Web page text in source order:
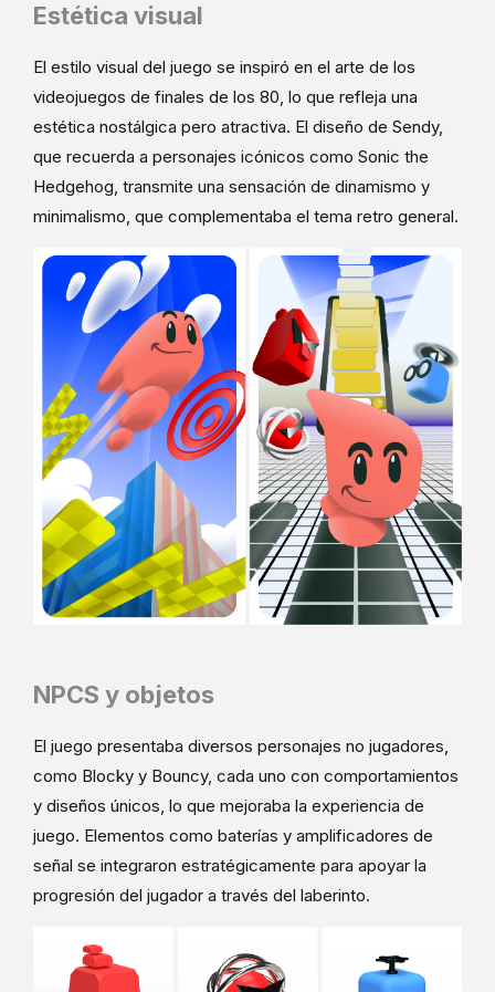
Estética visual
El estilo visual del juego se inspiró en el arte de los
videojuegos de finales de los 80, lo que refleja una
estética nostálgica pero atractiva. El diseño de Sendy,
que recuerda a personajes icónicos como Sonic the
Hedgehog, transmite una sensación de dinamismo y
minimalismo, que complementaba el tema retro general.
NPCS y objetos
El juego presentaba diversos personajes no jugadores,
como Blocky y Bouncy, cada uno con comportamientos
y diseños únicos, lo que mejoraba la experiencia de
juego. Elementos como baterías y amplificadores de
señal se integraron estratégicamente para apoyar la
progresión del jugador a través del laberinto.